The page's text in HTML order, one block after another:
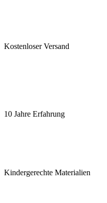
Kostenloser Versand
10 Jahre Erfahrung
Kindergerechte Materialien